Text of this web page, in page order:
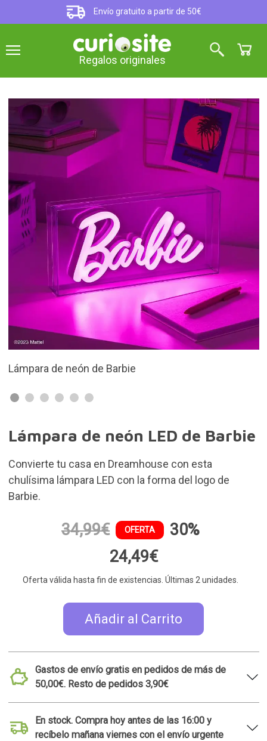
Envío gratuito a partir de 50€
Regalos originales
El neón es LED
Lámpara de neón LED de Barbie
Convierte tu casa en Dreamhouse con esta
chulísima lámpara LED con la forma del logo de
Barbie.
34,99€ OFERTA
30%
24,49€
Oferta válida hasta fin de existencias. Últimas 2 unidades.
Añadir al Carrito
Gastos de envío gratis en pedidos de más de
50,00€. Resto de pedidos 3,90€
En stock. Compra hoy antes de las 16:00 y
recíbelo mañana viernes con el envío urgente